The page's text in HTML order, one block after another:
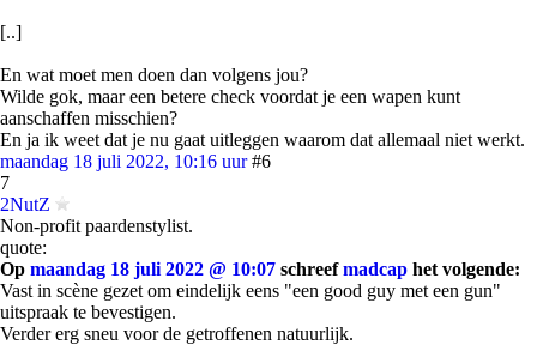
[..]
En wat moet men doen dan volgens jou?
Wilde gok, maar een betere check voordat je een wapen kunt
aanschaffen misschien?
En ja ik weet dat je nu gaat uitleggen waarom dat allemaal niet werkt.
maandag 18 juli 2022, 10:16 uur #6
7
2NutZ
Non-profit paardenstylist.
quote:
Op maandag 18 juli 2022 @ 10:07 schreefmadcap het volgende:
Vast in scène gezet om eindelijk eens "een good guy met een gun"
uitspraak te bevestigen.
Verder erg sneu voor de getroffenen natuurlijk.